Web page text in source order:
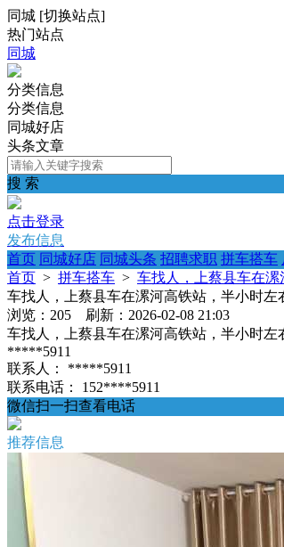
同城 [切换站点]
热门站点
同城
分类信息
分类信息
同城好店
头条文章
搜 索
点击登录
发布信息
首页 同城好店 同城头条 招聘求职 拼车搭车
首页 > 拼车搭车 > 车找人，上蔡县车在
车找人，上蔡县车在漯河高铁站，半小时左
浏览：205 刷新：2026-02-08 21:03
车找人，上蔡县车在漯河高铁站，半小时左
*****5911
联系人：
*****5911
联系电话：
152****5911
微信扫一扫查看电话
推荐信息